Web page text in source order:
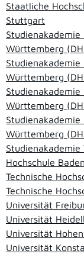
Staatliche
Stuttgart
Württemberg
Württemberg
Württemberg
Württemberg
Hochschule
Technische
Technische
Universität
Universität
Universität
Universität